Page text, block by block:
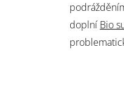
doplní Bio